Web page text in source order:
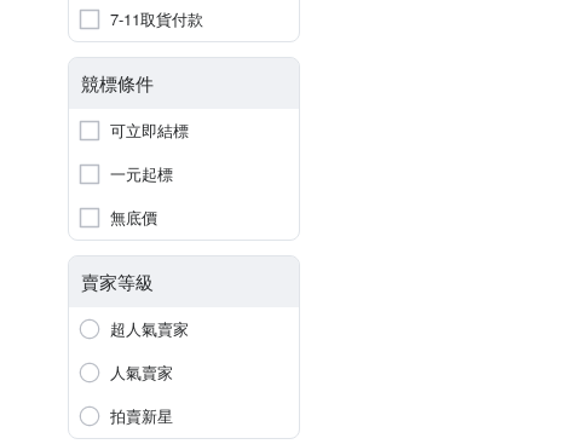
7-11取貨付款
競標條件
可立即結標
一元起標
無底價
賣家等級
超人氣賣家
人氣賣家
拍賣新星